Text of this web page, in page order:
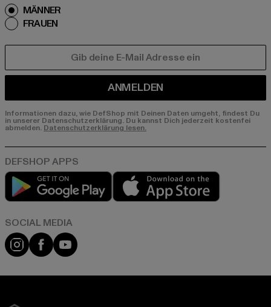
MÄNNER
FRAUEN
ANMELDEN
Informationen dazu, wie DefShop mit Deinen Daten umgeht, findest Du
in unserer Datenschutzerklärung. Du kannst Dich jederzeit kostenfei
abmelden. Datenschutzerklärung lesen.
Play market
Instagram
FacebookYouTube